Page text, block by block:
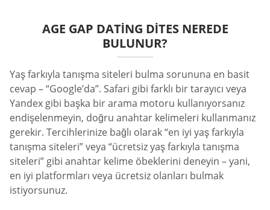
AGE GAP DATING DITES NEREDE
BULUNUR?
Yaş farkıyla tanışma siteleri bulma sorununa en basit
cevap – “Google’da”. Safari gibi farklı bir tarayıcı veya
Yandex gibi başka bir arama motoru kullanıyorsanız
endişelenmeyin, doğru anahtar kelimeleri kullanmanız
gerekir. Tercihlerinize bağlı olarak “en iyi yaş farkıyla
tanışma siteleri” veya “ücretsiz yaş farkıyla tanışma
siteleri” gibi anahtar kelime öbeklerini deneyin – yani,
en iyi platformları veya ücretsiz olanları bulmak
istiyorsunuz.